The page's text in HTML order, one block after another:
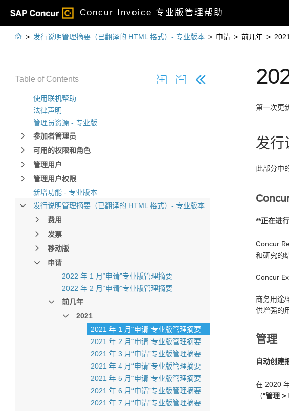
Concur Invoice 专业版管理帮助
Table of Contents
使用联机帮助
法律声明
管理员资源 - 专业版
参加者管理员
可用的权限和角色
管理用户
管理用户权限
新增功能 - 专业版本
发行说明管理摘要（已翻译的 HTML 格式）- 专业版本
费用
发票
移动版
申请
2022 年 1 月“申请”专业版管理摘要
2022 年 2 月“申请”专业版管理摘要
前几年
2021
2021 年 1 月“申请”专业版管理摘要
2021 年 2 月“申请”专业版管理摘要
2021 年 3 月“申请”专业版管理摘要
2021 年 4 月“申请”专业版管理摘要
2021 年 5 月“申请”专业版管理摘要
2021 年 6 月“申请”专业版管理摘要
2021 年 7 月“申请”专业版管理摘要
 > 发行说明管理摘要（已翻译的 HTML 格式）- 专业版本 > 申请 > 前几年 > 2021
第一次更
发行
此部分中
**正在进
Concur
和研究的
Concur
商务用途/
供增强的
管理
自动创建
在 2020
（“管理 >